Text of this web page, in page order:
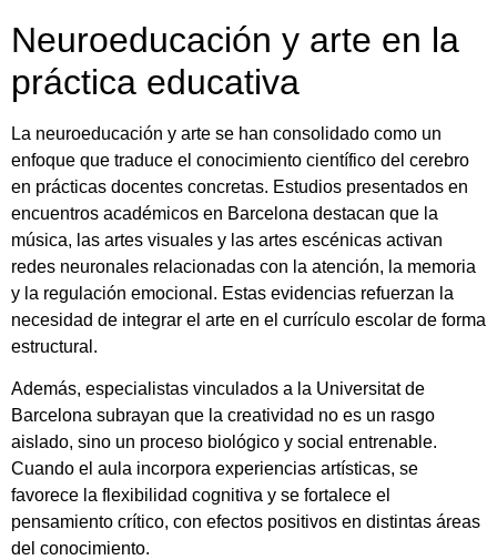
Neuroeducación y arte en la
práctica educativa
La neuroeducación y arte se han consolidado como un
enfoque que traduce el conocimiento científico del cerebro
en prácticas docentes concretas. Estudios presentados en
encuentros académicos en Barcelona destacan que la
música, las artes visuales y las artes escénicas activan
redes neuronales relacionadas con la atención, la memoria
y la regulación emocional. Estas evidencias refuerzan la
necesidad de integrar el arte en el currículo escolar de forma
estructural.
Además, especialistas vinculados a la Universitat de
Barcelona subrayan que la creatividad no es un rasgo
aislado, sino un proceso biológico y social entrenable.
Cuando el aula incorpora experiencias artísticas, se
favorece la flexibilidad cognitiva y se fortalece el
pensamiento crítico, con efectos positivos en distintas áreas
del conocimiento.